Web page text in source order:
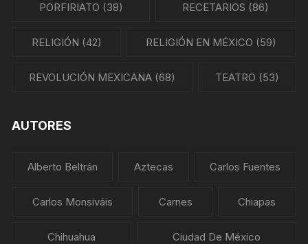
PORFIRIATO (38) RECETARIOS (86)
RELIGIÓN (42) RELIGIÓN EN MÉXICO (59)
REVOLUCIÓN MEXICANA (68) TEATRO (53)
AUTORES
Alberto Beltrán Aztecas Carlos Fuentes
Carlos Monsiváis Carnes Chiapas
Chihuahua Ciudad De México